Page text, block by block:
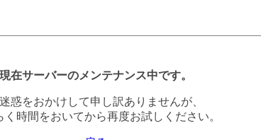
現在サーバーのメンテナンス中です。
惑をおかけして申し訳ありませんが、
く時間をおいてから再度お試しください。